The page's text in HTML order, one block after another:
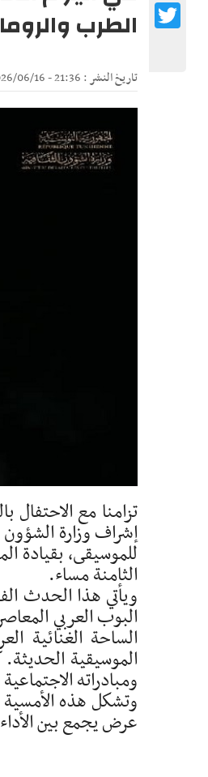
الطرب
تاريخ النشر : 21:36 - 2026/06/16
تزامنا مع الاحتفال
إشراف وزارة الشؤون
الثامنة مساء.
ويأتي هذا الحدث
البوب العربي
الساحة الغنائية
الموسيقية الحديثة.
ومبادراته
وتشكل هذه الأمسية
عرض يجمع بين الأداء
Twitter